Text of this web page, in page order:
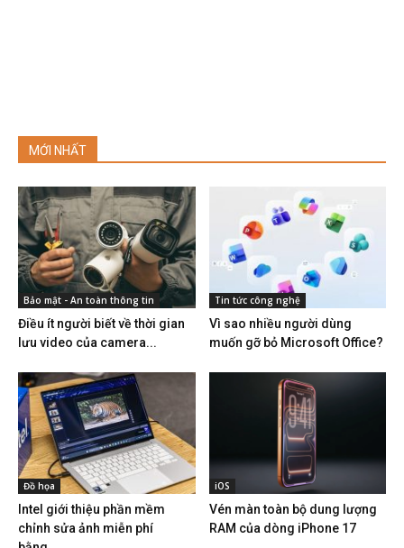
MỚI NHẤT
Bảo mật - An toàn thông tin
Điều ít người biết về thời gian
lưu video của camera...
Tin tức công nghệ
Vì sao nhiều người dùng
muốn gỡ bỏ Microsoft Office?
Đồ họa
Intel giới thiệu phần mềm
chỉnh sửa ảnh miễn phí
iOS
Vén màn toàn bộ dung lượng
RAM của dòng iPhone 17